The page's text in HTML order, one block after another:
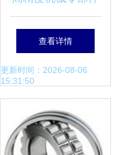
的核心选择 日本
NSK轴承
7008CTYNSULP4
解析
查看详情
更新时间：2026-08-06
15:31:50